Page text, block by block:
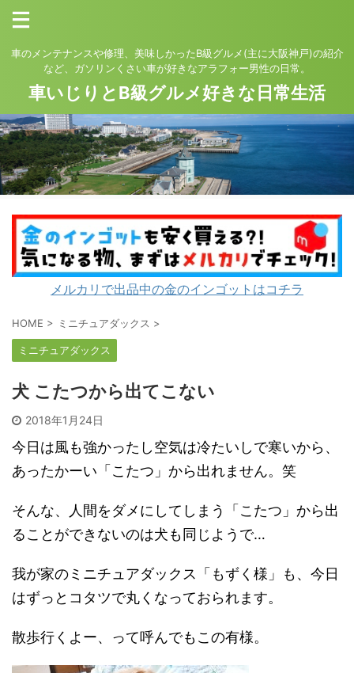
車のメンテナンスや修理、美味しかったB級グルメ(主に大阪神戸)の紹介
など、ガソリンくさい車が好きなアラフォー男性の日常。
車いじりとB級グルメ好きな日常生活
メルカリで出品中の金のインゴットはコチラ
HOME > ミニチュアダックス >
ミニチュアダックス
犬 こたつから出てこない
2018年1月24日
今日は風も強かったし空気は冷たいしで寒いから、
あったかーい「こたつ」から出れません。笑
そんな、人間をダメにしてしまう「こたつ」から出
ることができないのは犬も同じようで…
我が家のミニチュアダックス「もずく様」も、今日
はずっとコタツで丸くなっておられます。
散歩行くよー、って呼んでもこの有様。